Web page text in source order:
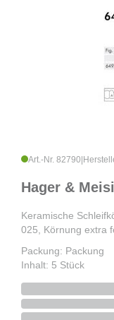
Art.-Nr. 82790
Hager &
Keramische
025, Körnung extra
Packung: Packung
Inhalt: 5 Stück